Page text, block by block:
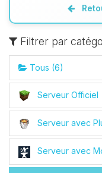
Filtrer par
Tous (6)
Serveur Officiel
Serveur avec
Serveur avec